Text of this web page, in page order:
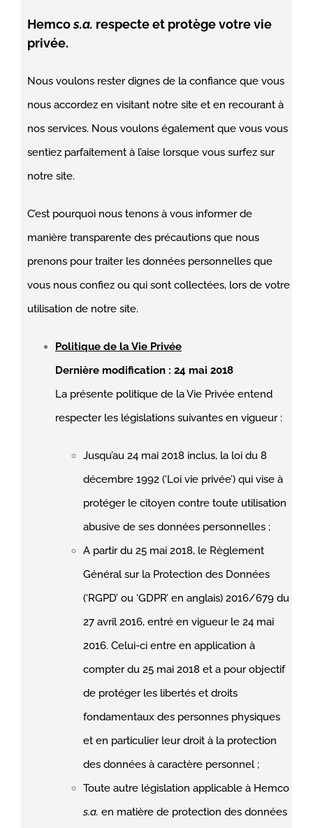
Hemcos.a. respecte et protège votre vie
privée.
Nous voulons rester dignes de la confiance que vous
nous accordez en visitant notre site et en recourant à
nos services. Nous voulons également que vous vous
sentiez parfaitement à l’aise lorsque vous surfez sur
notre site.
C’est pourquoi nous tenons à vous informer de
manière transparente des précautions que nous
prenons pour traiter les données personnelles que
vous nous confiez ou qui sont collectées, lors de votre
utilisation de notre site.
Politique de la Vie Privée
Dernière modification : 24 mai 2018
La présente politique de la Vie Privée entend
respecter les législations suivantes en vigueur :
Jusqu’au 24 mai 2018 inclus, la loi du 8
décembre 1992 (‘Loi vie privée’) qui vise à
protéger le citoyen contre toute utilisation
abusive de ses données personnelles ;
A partir du 25 mai 2018, le Règlement
Général sur la Protection des Données
(‘RGPD’ ou ‘GDPR’ en anglais) 2016/679 du
27 avril 2016, entré en vigueur le 24 mai
2016. Celui-ci entre en application à
compter du 25 mai 2018 et a pour objectif
de protéger les libertés et droits
fondamentaux des personnes physiques
et en particulier leur droit à la protection
des données à caractère personnel ;
Toute autre législation applicable à Hemco
s.a. en matière de protection des données